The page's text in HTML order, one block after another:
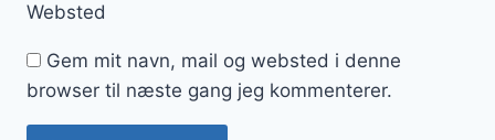
Websted
Gem mit navn, mail og websted i denne
browser til næste gang jeg kommenterer.